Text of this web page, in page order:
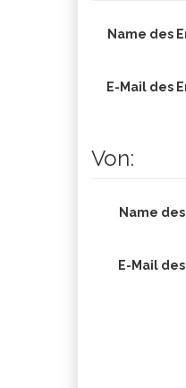
Name des
E-Mail des
Von:
Name
E-Mail